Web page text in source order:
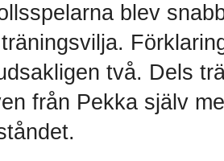
blev
två. Dels
från Pekka själv